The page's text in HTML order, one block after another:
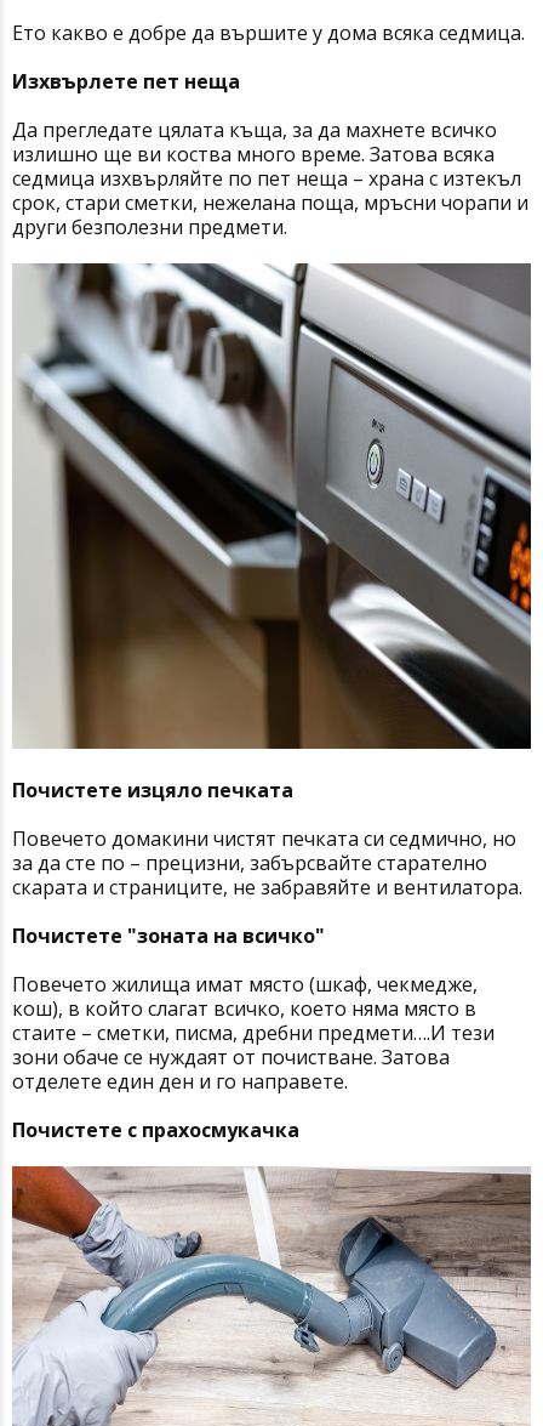
Ето какво е добре да вършите у дома всяка седмица.
Изхвърлете пет неща
Да прегледате цялата къща, за да махнете всичко
излишно ще ви коства много време. Затова всяка
седмица изхвърляйте по пет неща – храна с изтекъл
срок, стари сметки, нежелана поща, мръсни чорапи и
други безполезни предмети.
Почистете изцяло печката
Повечето домакини чистят печката си седмично, но
за да сте по – прецизни, забърсвайте старателно
скарата и страниците, не забравяйте и вентилатора.
Почистете "зоната на всичко"
Повечето жилища имат място (шкаф, чекмедже,
кош), в който слагат всичко, което няма място в
стаите – сметки, писма, дребни предмети….И тези
зони обаче се нуждаят от почистване. Затова
отделете един ден и го направете.
Почистете с прахосмукачка